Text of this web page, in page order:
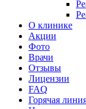
О клинике
Акции
Фото
Врачи
Отзывы
Лицензии
FAQ
Горячая